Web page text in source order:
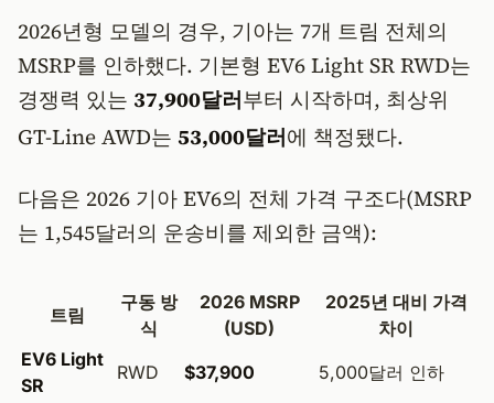
2026년형 모델의 경우, 기아는 7개 트림 전체의
MSRP를 인하했다. 기본형 EV6 Light SR RWD는
경쟁력 있는 37,900달러부터 시작하며, 최상위
GT-Line AWD는 53,000달러에 책정됐다.
다음은 2026 기아 EV6의 전체 가격 구조다(MSRP
는 1,545달러의 운송비를 제외한 금액):
트림
구동 방
식
2026 MSRP
(USD)
2025년 대비 가격
차이
EV6 Light
SR
RWD $37,900
5,000달러 인하